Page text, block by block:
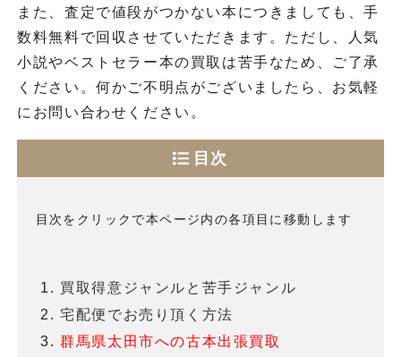
また、査定で値段がつかない本につきましても、手
数料無料で回収させていただきます。ただし、人気
小説やベストセラー本の買取は苦手なため、ご了承
ください。何かご不明点がございましたら、お気軽
にお問い合わせください。
目次
目次をクリックで本ページ内の各項目に移動します
買取得意ジャンルと苦手ジャンル
宅配便でお売り頂く方法
群馬県太田市への古本出張買取